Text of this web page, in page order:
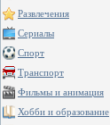
Развлечения
Сериалы
Спорт
Транспорт
Фильмы и анимация
Хобби и образование